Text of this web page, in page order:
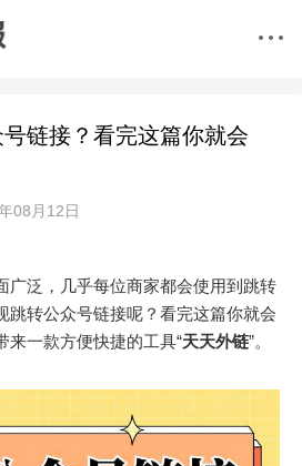
链接？看完这篇你就会
08月12日
广泛，几乎每位商家都会使用到跳转
跳转公众号链接呢？看完这篇你就会
来一款方便快捷的工具“天天外链”。